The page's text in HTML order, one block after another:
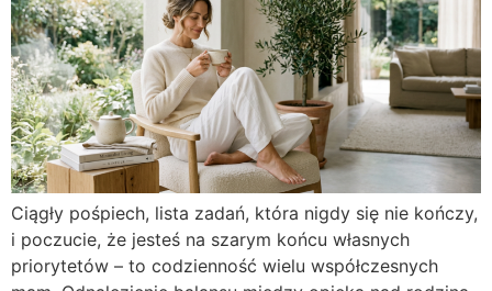
Ciągły pośpiech, lista zadań, która nigdy się nie kończy,
i poczucie, że jesteś na szarym końcu własnych
priorytetów – to codzienność wielu współczesnych